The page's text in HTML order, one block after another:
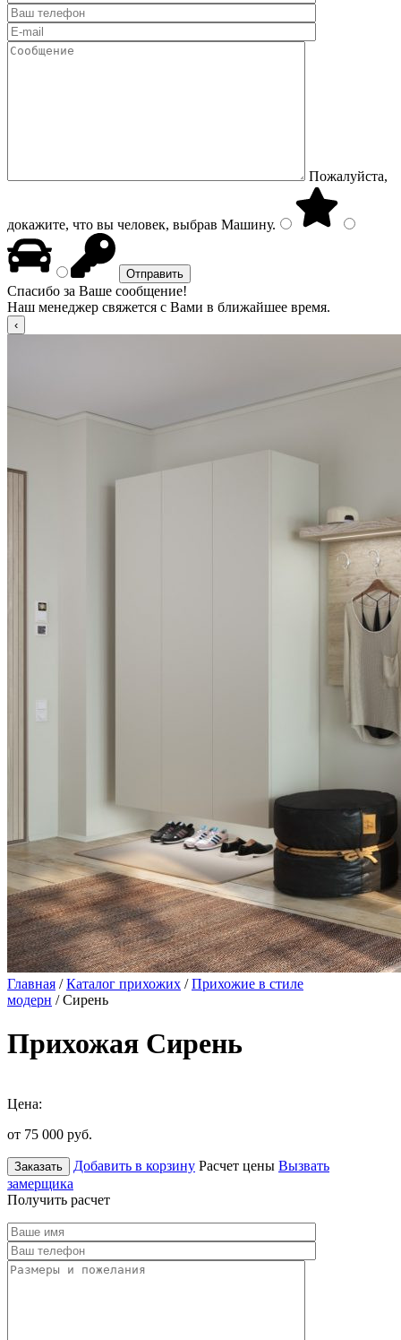
Пожалуйста,
докажите, что вы человек, выбрав Машину.
Спасибо за Ваше сообщение!
Наш менеджер свяжется с Вами в ближайшее время.
Главная /Каталог прихожих /Прихожие в стиле
модерн / Сирень
Прихожая Сирень
Цена:
от 75 000 руб.
Заказать Добавить в корзину Расчет цены Вызвать
замерщика
Получить расчет